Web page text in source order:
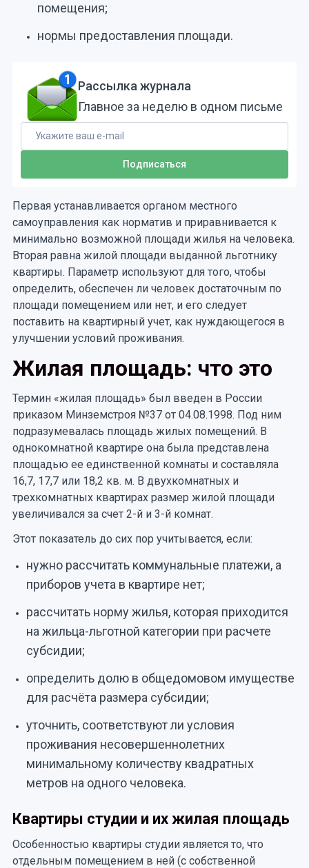
помещения;
нормы предоставления площади.
Рассылка журнала
Главное за неделю в одном письме
Первая устанавливается органом местного
самоуправления как норматив и приравнивается к
минимально возможной площади жилья на человека.
Вторая равна жилой площади выданной льготнику
квартиры. Параметр используют для того, чтобы
определить, обеспечен ли человек достаточным по
площади помещением или нет, и его следует
поставить на квартирный учет, как нуждающегося в
улучшении условий проживания.
Жилая площадь: что это
Термин «жилая площадь» был введен в России
приказом Минземстроя №37 от 04.08.1998. Под ним
подразумевалась площадь жилых помещений. В
однокомнатной квартире она была представлена
площадью ее единственной комнаты и составляла
16,7, 17,7 или 18,2 кв. м. В двухкомнатных и
трехкомнатных квартирах размер жилой площади
увеличивался за счет 2-й и 3-й комнат.
Этот показатель до сих пор учитывается, если:
нужно рассчитать коммунальные платежи, а
приборов учета в квартире нет;
рассчитать норму жилья, которая приходится
на жильца-льготной категории при расчете
субсидии;
определить долю в общедомовом имуществе
для расчёта размера субсидии;
уточнить, соответствуют ли условия
проживания несовершеннолетних
минимальному количеству квадратных
метров на одного человека.
Квартиры студии и их жилая площадь
Особенностью квартиры студии является то, что
отдельным помещением в ней (с собственной